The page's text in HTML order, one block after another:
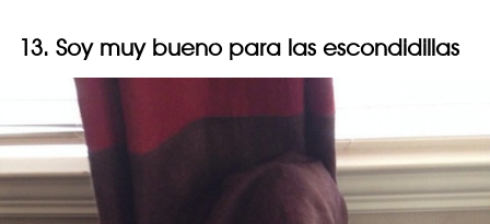
13. Soy muy bueno para las escondidillas